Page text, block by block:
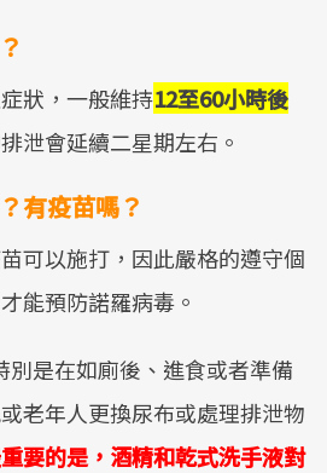
狀，一般維持12至60小時後
泄會延續二星期左右。
有疫苗嗎？
可以施打，因此嚴格的遵守個
能預防諾羅病毒。
別是在如廁後、進食或者準備
老年人更換尿布或處理排泄物
要的是，酒精和乾式洗手液對